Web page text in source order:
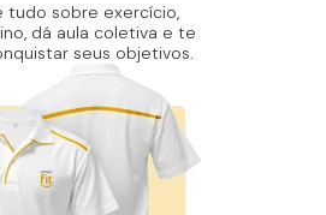
tudo sobre exercício,
dá aula coletiva e te
seus objetivos.